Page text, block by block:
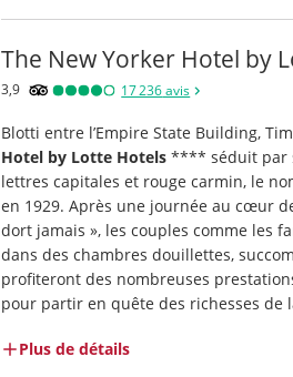
The New Yorker Hotel by
3,9 17 236avis
Blotti entre l’Empire State Building,
Hotel by Lotte Hotels **** séduit par
lettres capitales et rouge carmin, le
en 1929. Après une journée au cœur
dort jamais », les couples comme les
dans des chambres douillettes,
profiteront des nombreuses
pour partir en quête des richesses de
Plus de détails